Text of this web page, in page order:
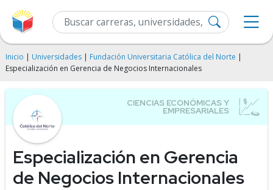
Inicio | Universidades | Fundación Universitaria Católica del Norte |
Especialización en Gerencia de Negocios Internacionales
Especialización en Gerencia
de Negocios Internacionales